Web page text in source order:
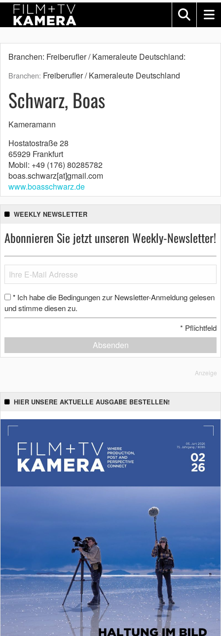
Branchen: Freiberufler / Kameraleute Deutschland:
Branchen: Freiberufler / Kameraleute Deutschland
Schwarz, Boas
Kameramann
Hostatostraße 28
65929 Frankfurt
Mobil: +49 (176) 80285782
boas.schwarz[at]gmail.com
www.boasschwarz.de
WEEKLY NEWSLETTER
Abonnieren Sie jetzt unseren Weekly-Newsletter!
* Ich habe die Bedingungen zur Newsletter-Anmeldung gelesen
und stimme diesen zu.
* Pflichtfeld
Absenden
Anzeige
HIER UNSERE AKTUELLE AUSGABE BESTELLEN!